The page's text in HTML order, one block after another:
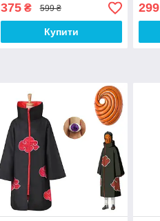
Учіха, Зецу, Naruto
375₴ 599 ₴
Купити
299